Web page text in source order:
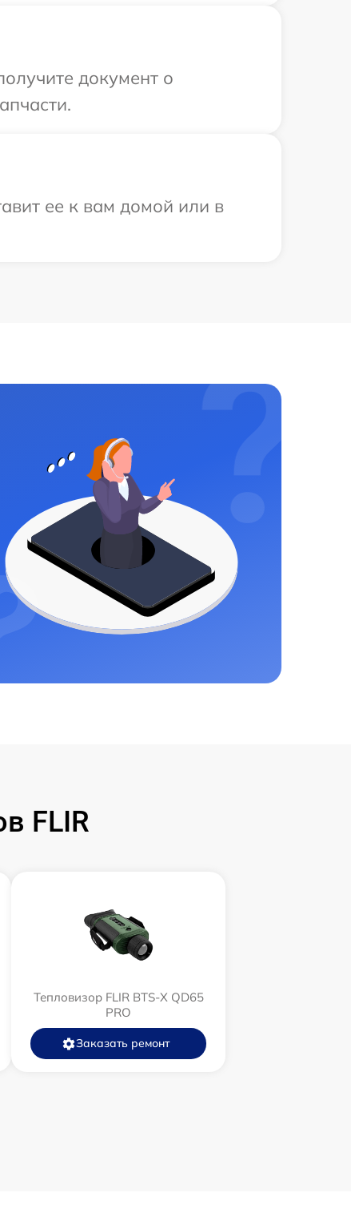
документ о
ее к вам домой или в
FLIR
Тепловизор FLIR BTS-X QD65
PRO
Заказать ремонт